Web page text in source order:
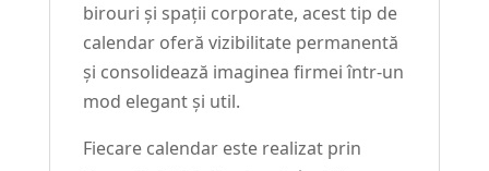
birouri și spații corporate, acest tip de
calendar oferă vizibilitate permanentă
și consolidează imaginea firmei într-un
mod elegant și util.
Fiecare calendar este realizat prin